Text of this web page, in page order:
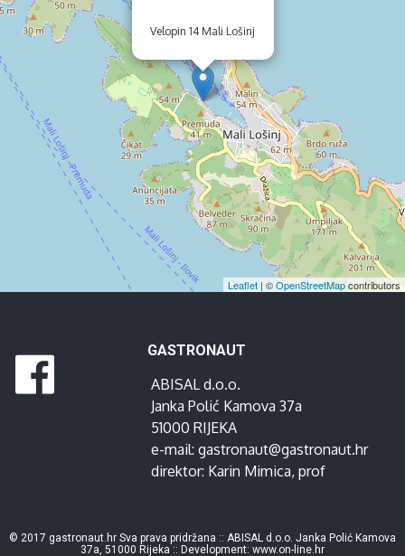
Velopin 14 Mali Lošinj
Leaflet | ©OpenStreetMapcontributors
GASTRONAUT
ABISAL d.o.o.
Janka Polić Kamova 37a
51000 RIJEKA
e-mail: gastronaut@gastronaut.hr
direktor: Karin Mimica, prof
© 2017 gastronaut.hr Sva prava pridržana :: ABISAL d.o.o. Janka Polić Kamova
37a, 51000 Rijeka :: Development: www.on-line.hr